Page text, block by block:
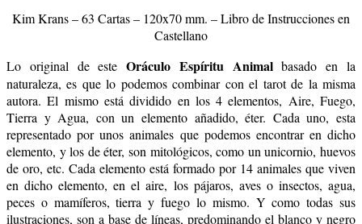
Kim Krans – 63 Cartas – 120x70 mm. – Libro de Instrucciones en
Castellano
Lo original de esteOráculo Espíritu Animalbasado en la
naturaleza, es que lo podemos combinar con el tarot de la misma
autora. El mismo está dividido en los 4 elementos, Aire, Fuego,
Tierra y Agua, con un elemento añadido, éter. Cada uno, esta
representado por unos animales que podemos encontrar en dicho
elemento, y los de éter, son mitológicos, como un unicornio, huevos
de oro, etc. Cada elemento está formado por 14 animales que viven
en dicho elemento, en el aire, los pájaros, aves o insectos, agua,
peces o mamíferos, tierra y fuego lo mismo. Y como todas sus
ilustraciones, son a base de líneas, predominando el blanco y negro